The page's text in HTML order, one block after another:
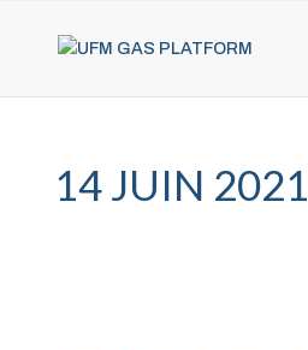
14 JUIN 2021